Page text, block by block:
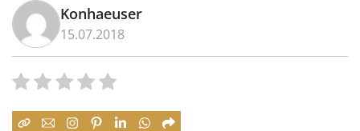
Konhaeuser
15.07.2018